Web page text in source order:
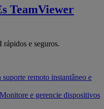
TeamViewer
rápidos e seguros.
suporte remoto instantâneo e
Monitore e gerencie dispositivos